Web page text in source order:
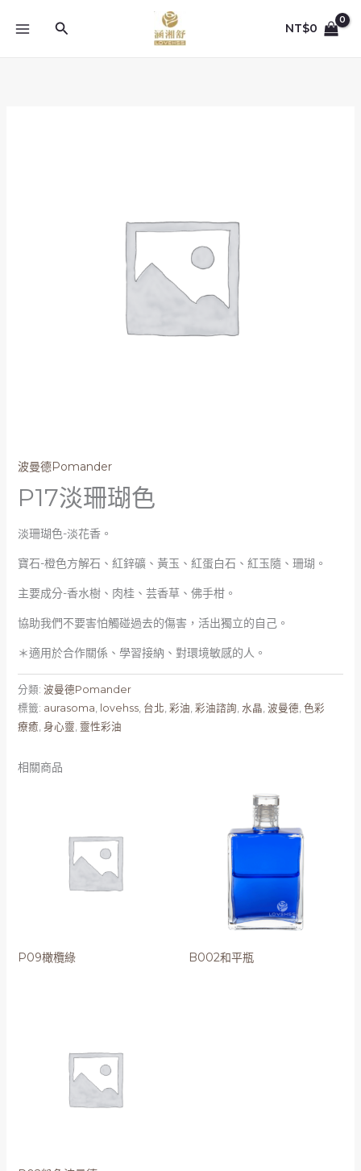
搜
NT$0
波曼德Pomander
P17淡珊瑚色
淡珊瑚色-淡花香。
寶石-橙色方解石、紅鋅礦、黃玉、紅蛋白石、紅玉隨、珊瑚。
主要成分-香水樹、肉桂、芸香草、佛手柑。
協助我們不要害怕觸碰過去的傷害，活出獨立的自己。
＊適用於合作關係、學習接納、對環境敏感的人。
分類: 波曼德Pomander
標籤: aurasoma lovehss, 台北 彩油 彩油諮詢 水晶 波曼德 色彩
療癒 身心靈 靈性彩油
相關商品
P09橄欖綠 B002和平瓶